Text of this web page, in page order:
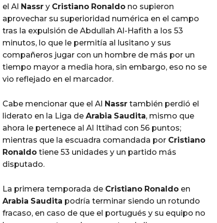
el Al Nassr y Cristiano Ronaldo no supieron
aprovechar su superioridad numérica en el campo
tras la expulsión de Abdullah Al-Hafith a los 53
minutos, lo que le permitía al lusitano y sus
compañeros jugar con un hombre de más por un
tiempo mayor a media hora, sin embargo, eso no se
vio reflejado en el marcador.
Cabe mencionar que el Al Nassr también perdió el
liderato en la Liga de Arabia Saudita, mismo que
ahora le pertenece al Al Ittihad con 56 puntos;
mientras que la escuadra comandada por Cristiano
Ronaldo tiene 53 unidades y un partido más
disputado.
La primera temporada de Cristiano Ronaldo en
Arabia Saudita podría terminar siendo un rotundo
fracaso, en caso de que el portugués y su equipo no